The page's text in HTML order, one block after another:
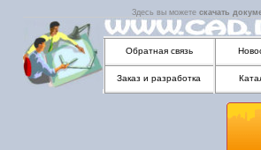
Здесь вы можете скачать
Обратная связь
Заказ и разработка